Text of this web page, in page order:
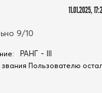
11.01.2025,
9/10
РАНГ - III
Пользователю